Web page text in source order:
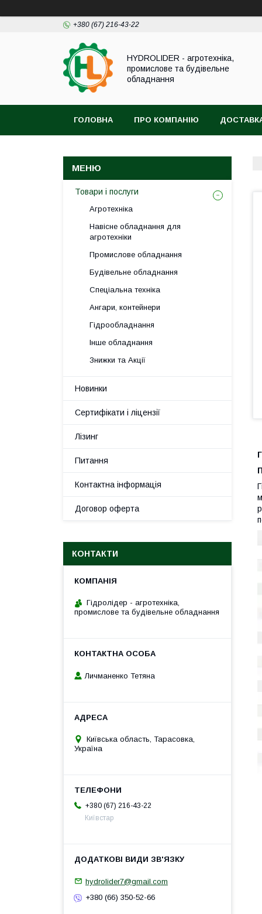
+380 (67) 216-43-22
HYDROLIDER - агротехніка,
промислове та будівельне
обладнання
ГОЛОВНА ПРО КОМПАНІЮ
Товари і послуги
Агротехніка
Навісне обладнання для
агротехніки
Промислове обладнання
Будівельне обладнання
Спеціальна техніка
Ангари, контейнери
Гідрообладнання
Інше обладнання
Знижки та Акції
Новинки
Сертифікати і ліцензії
Лізинг
Питання
Контактна інформація
Договор оферта
КОНТАКТИ
Гідролідер - агротехніка,
промислове та будівельне обладнання
Личманенко Тетяна
Київська область, Тарасовка,
Україна
+380 (67) 216-43-22
Київстар
hydrolider7@gmail.com
+380 (66) 350-52-66